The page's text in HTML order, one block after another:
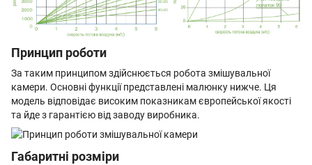
Принцип роботи
За таким принципом здійснюється робота змішувальної
камери. Основні функції представлені малюнку нижче. Ця
модель відповідає високим показникам європейської якості
та йде з гарантією від заводу виробника.
Габаритні розміри